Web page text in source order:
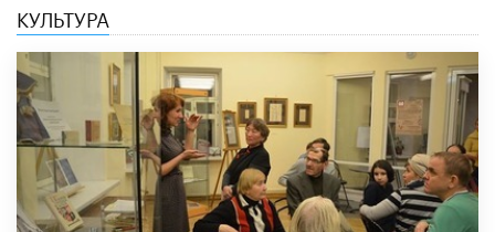
КУЛЬТУРА